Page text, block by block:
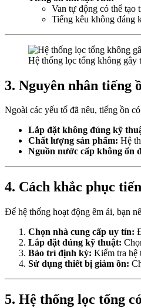
Van tự động có thể tạo
Tiếng kêu không đáng
Hệ thống lọc tổng không gây
3. Nguyên nhân tiếng
Ngoài các yếu tố đã nêu, tiếng ồn
Lắp đặt không đúng kỹ
Chất lượng sản phẩm: Hệ
Nguồn nước cấp không ổn
4. Cách khắc phục
Để hệ thống hoạt động êm ái, bạn
Chọn nhà cung cấp uy tín:
Lắp đặt đúng kỹ thuật:
Bảo trì định kỳ: Kiểm tra hệ
Sử dụng thiết bị giảm ồn:
5. Hệ thống lọc tổng